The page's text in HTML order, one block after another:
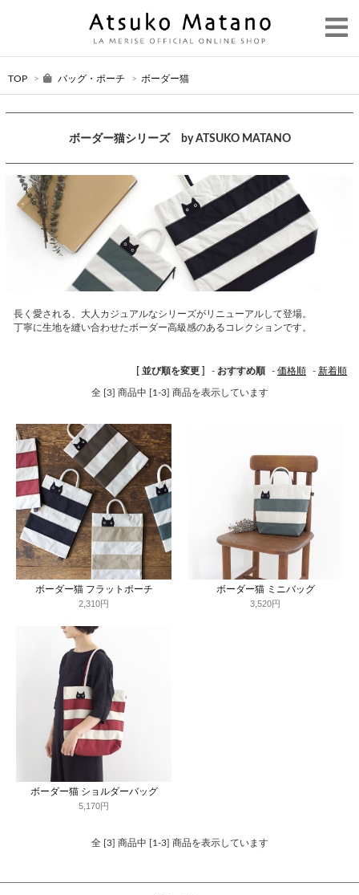
TOP > バッグ・ポーチ > ボーダー猫
ボーダー猫シリーズ by ATSUKO MATANO
長く愛される、大人カジュアルなシリーズがリニューアルして登場。
丁寧に生地を縫い合わせたボーダー高級感のあるコレクションです。
[ 並び順を変更 ] - おすすめ順 - 価格順 - 新着順
全 [3] 商品中 [1-3] 商品を表示しています
ボーダー猫 フラットポーチ
2,310円
ボーダー猫 ミニバッグ
3,520円
ボーダー猫 ショルダーバッグ
5,170円
全 [3] 商品中 [1-3] 商品を表示しています